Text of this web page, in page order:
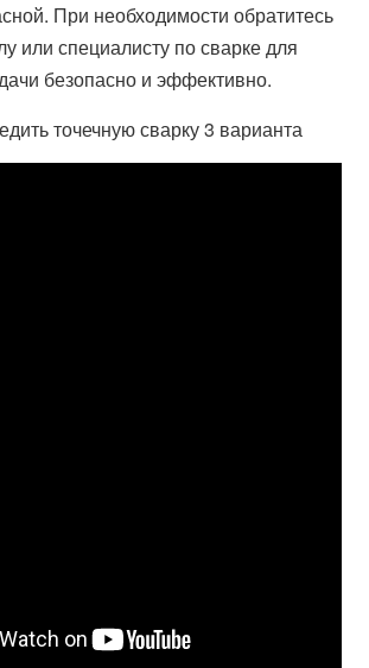
При необходимости обратитесь
или специалисту по сварке для
безопасно и эффективно.
точечную сварку 3 варианта